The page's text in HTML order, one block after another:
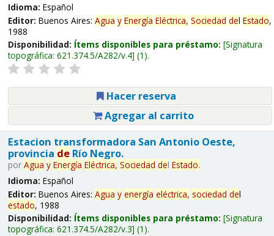
Idioma: Español
Editor: Buenos Aires: Agua y Energía Eléctrica, Sociedad del Estado,
1988
Disponibilidad: Ítems disponibles para préstamo: Signatura
topográfica: 621.374.5/A282/v.4 (1).
Hacer reserva
Agregar al carrito
Estacion transformadora San Antonio Oeste,
provincia deRío Negro.
por Agua y Energía Eléctrica, Sociedad del Estado.
Idioma: Español
Editor: Buenos Aires: Agua y energía eléctrica, sociedad del
estado, 1988
Disponibilidad: Ítems disponibles para préstamo: Signatura
topográfica: 621.374.5/A282/v.3 (1).